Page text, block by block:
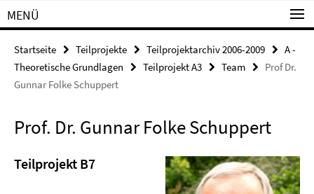
MENÜ
Startseite Teilprojekte Teilprojektarchiv 2006-2009
A -
Theoretische Grundlagen
Teilprojekt A3 Team
Prof Dr.
Gunnar Folke Schuppert
Prof. Dr. Gunnar Folke Schuppert
Teilprojekt B7